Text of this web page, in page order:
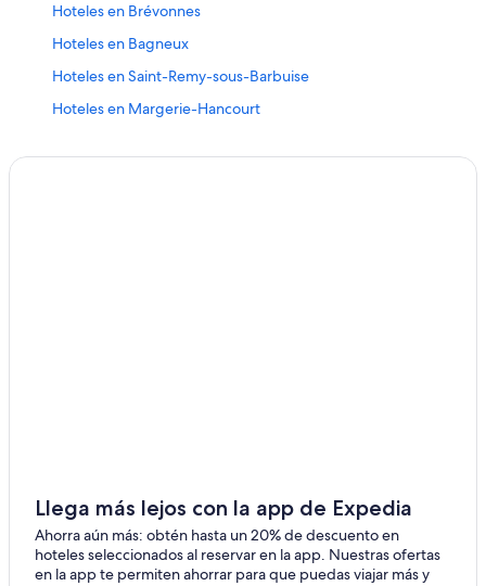
Hoteles en Brévonnes
Hoteles en Bagneux
Hoteles en Saint-Remy-sous-Barbuise
Hoteles en Margerie-Hancourt
Hoteles familiares en Bergères-lès-Vertus
Hoteles con aire acondicionado en Bergères-lès-Vertus
Hoteles en Bergères-lès-Vertus
Llega más lejos con la app de Expedia
Ahorra aún más: obtén hasta un 20% de descuento en
hoteles seleccionados al reservar en la app. Nuestras ofertas
en la app te permiten ahorrar para que puedas viajar más y